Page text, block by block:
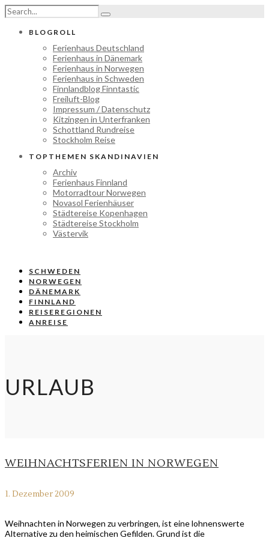
BLOGROLL
Ferienhaus Deutschland
Ferienhaus in Dänemark
Ferienhaus in Norwegen
Ferienhaus in Schweden
Finnlandblog Finntastic
Freiluft-Blog
Impressum / Datenschutz
Kitzingen in Unterfranken
Schottland Rundreise
Stockholm Reise
TOPTHEMEN SKANDINAVIEN
Archiv
Ferienhaus Finnland
Motorradtour Norwegen
Novasol Ferienhäuser
Städtereise Kopenhagen
Städtereise Stockholm
Västervik
SCHWEDEN
NORWEGEN
DÄNEMARK
FINNLAND
REISEREGIONEN
ANREISE
URLAUB
WEIHNACHTSFERIEN IN NORWEGEN
1. Dezember 2009
Weihnachten in Norwegen zu verbringen, ist eine lohnenswerte
Alternative zu den heimischen Gefilden. Grund ist die